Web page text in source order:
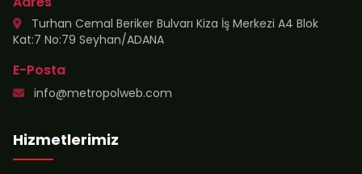
Turhan Cemal Beriker Bulvarı Kiza İş Merkezi A4 Blok
Kat:7 No:79 Seyhan/ADANA
E-Posta
info@metropolweb.com
Hizmetlerimiz